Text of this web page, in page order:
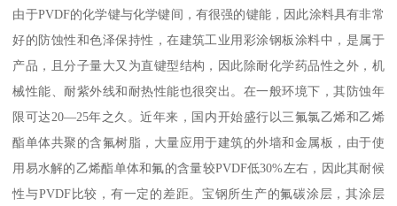
由于PVDF的化学键与化学键间，有很强的键能，因此涂料具有非常
好的防蚀性和色泽保持性，在建筑工业用彩涂钢板涂料中，是属于
产品，且分子量大又为直键型结构，因此除耐化学药品性之外，机
械性能、耐紫外线和耐热性能也很突出。在一般环境下，其防蚀年
限可达20—25年之久。近年来，国内开始盛行以三氟氯乙烯和乙烯
酯单体共聚的含氟树脂，大量应用于建筑的外墙和金属板，由于使
用易水解的乙烯酯单体和氟的含量较PVDF低30%左右，因此其耐候
性与PVDF比较，有一定的差距。宝钢所生产的氟碳涂层，其涂层